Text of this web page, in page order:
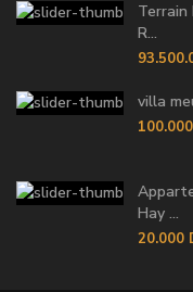
Terrain
R...
villa
Hay ...
20.000